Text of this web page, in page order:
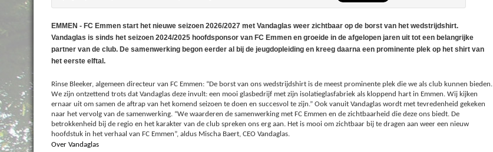
EMMEN - FC Emmen start het nieuwe seizoen 2026/2027 met Vandaglas weer zichtbaar op de borst van het wedstrijdshirt.
Vandaglas is sinds het seizoen 2024/2025 hoofdsponsor van FC Emmen en groeide in de afgelopen jaren uit tot een belangrijke
partner van de club. De samenwerking begon eerder al bij de jeugdopleiding en kreeg daarna een prominente plek op het shirt van
het eerste elftal.
Rinse Bleeker, algemeen directeur van FC Emmen: “De borst van ons wedstrijdshirt is de meest prominente plek die we als club kunnen bieden.
We zijn ontzettend trots dat Vandaglas deze invult: een mooi glasbedrijf met zijn isolatieglasfabriek als kloppend hart in Emmen. Wij kijken
ernaar uit om samen de aftrap van het komend seizoen te doen en succesvol te zijn.” Ook vanuit Vandaglas wordt met tevredenheid gekeken
naar het vervolg van de samenwerking. “We waarderen de samenwerking met FC Emmen en de zichtbaarheid die deze ons biedt. De
betrokkenheid bij de regio en het karakter van de club spreken ons erg aan. Het is mooi om zichtbaar bij te dragen aan weer een nieuw
hoofdstuk in het verhaal van FC Emmen”, aldus Mischa Baert, CEO Vandaglas.
Over Vandaglas